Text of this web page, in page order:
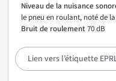
Niveau de la nuisance
le pneu en roulant, noté de
Bruit de roulement70 dB
Lien vers l’étiquette